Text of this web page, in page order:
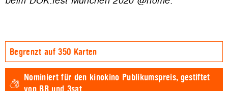
Begrenzt auf 350 Karten
Nominiert für den kinokino Publikumspreis, gestiftet